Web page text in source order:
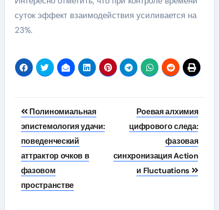
суток эффект взаимодействия усиливается на
23%.
Навигация
по
записям
Полиномиальная
эпистемология удачи:
поведенческий
аттрактор очков в
фазовом
пространстве
Роевая алхимия
цифрового следа:
фазовая
синхронизация Action
и Fluctuations